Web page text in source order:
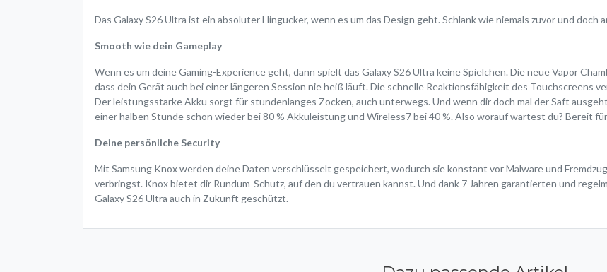
Das Galaxy S26 Ultra ist ein absoluter Hingucker, wenn es um das Design geht. Schlank wie niemals zuvor und doch
Smooth wie dein Gameplay
Wenn es um deine Gaming-Experience geht, dann spielt das Galaxy S26 Ultra keine Spielchen. Die neue Vapor
dass dein Gerät auch bei einer längeren Session nie heiß läuft. Die schnelle Reaktionsfähigkeit des Touchscreens
Der leistungsstarke Akku sorgt für stundenlanges Zocken, auch unterwegs. Und wenn dir doch mal der Saft
einer halben Stunde schon wieder bei 80 % Akkuleistung und Wireless7 bei 40 %. Also worauf wartest du? Bereit
Deine persönliche Security
Mit Samsung Knox werden deine Daten verschlüsselt gespeichert, wodurch sie konstant vor Malware und
verbringst. Knox bietet dir Rundum-Schutz, auf den du vertrauen kannst. Und dank 7 Jahren garantierten und
Galaxy S26 Ultra auch in Zukunft geschützt.